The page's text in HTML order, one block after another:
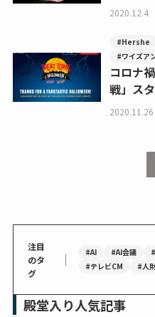
2020.12.4
#Hershe
#ワイズア
コロナ
戦」ス
2020.11.26
注目
のタ
グ
｜ #AI #AI会議
#テレビCM
#人
殿堂入り人気記事